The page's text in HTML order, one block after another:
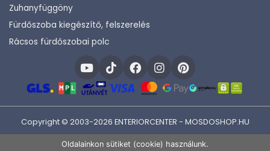
Zuhanyfüggöny
Fürdőszoba kiegészítő, felszerelés
Rácsos fürdőszobai polc
Copyright © 2003-2026 ENTERIORCENTER - MOSDOSHOP.HU
Oldalainkon sütiket (cookie) használunk.